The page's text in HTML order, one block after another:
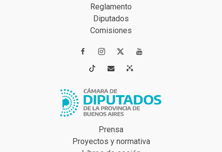
Reglamento
Diputados
Comisiones
 
 
Prensa
Proyectos y normativa